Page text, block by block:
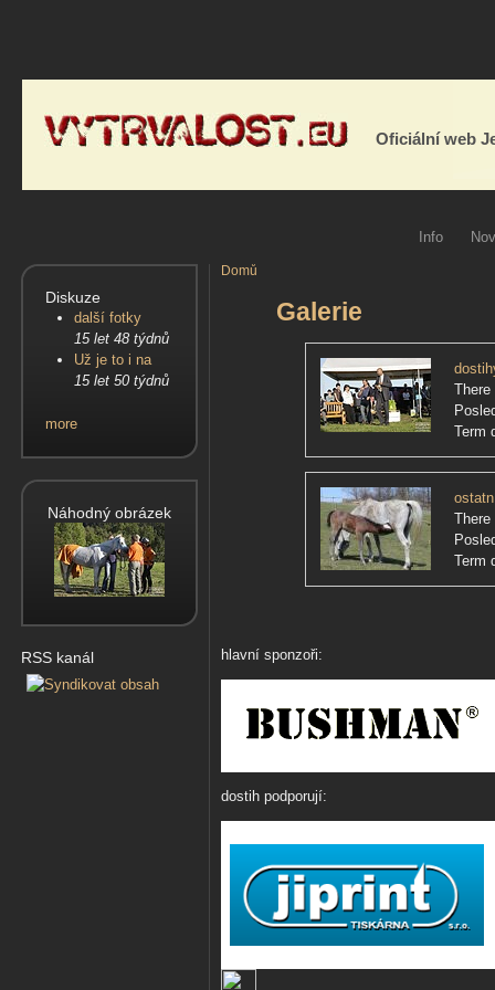
Oficiální web
Info
Diskuze
další fotky
15 let 48 týdnů
Už je to i na
15 let 50 týdnů
more
Náhodný obrázek
RSS kanál
Domů
Galerie
There
Term
There
Term
hlavní sponzoři:
dostih podporují: